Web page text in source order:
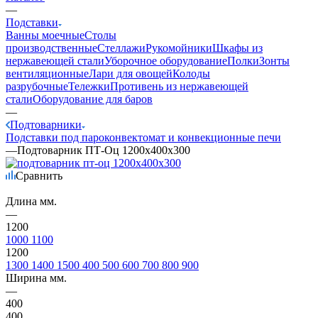
—
Подставки
Ванны моечныеСтолы
производственныеСтеллажиРукомойникиШкафы из
нержавеющей сталиУборочное оборудованиеПолкиЗонты
вентиляционныеЛари для овощейКолоды
разрубочныеТележкиПротивень из нержавеющей
сталиОборудование для баров
—
Подтоварники
Подставки под пароконвектомат и конвекционные печи
—Подтоварник ПТ-Оц 1200х400х300
Сравнить
Длина мм.
—
1200
1000 1100
1200
1300 1400 1500 400 500 600 700 800 900
Ширина мм.
—
400